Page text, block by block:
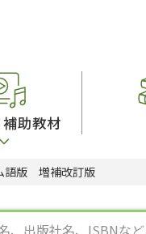
助教材
も向け補助
辞典
版 増補改訂版